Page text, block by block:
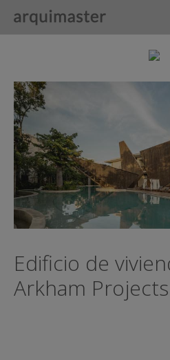
Edificio de
Arkham Projects